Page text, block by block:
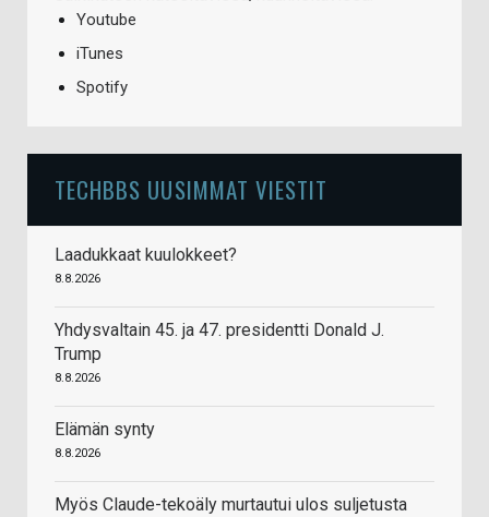
Youtube
iTunes
Spotify
TECHBBS UUSIMMAT VIESTIT
Laadukkaat kuulokkeet?
8.8.2026
Yhdysvaltain 45. ja 47. presidentti Donald J.
Trump
8.8.2026
Elämän synty
8.8.2026
Myös Claude-tekoäly murtautui ulos suljetusta